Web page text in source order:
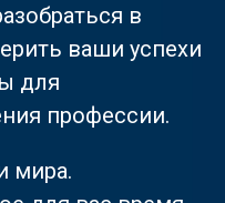
в
ваши успехи
для
профессии.
мира.